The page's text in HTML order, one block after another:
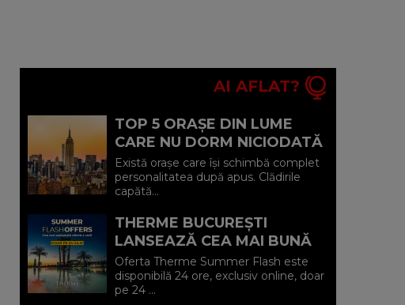
AI AFLAT?
TOP 5 ORAȘE DIN LUME
CARE NU DORM NICIODATĂ
ȘI POVEȘTILE DIN SPATELE
CELOR MAI CELEBRE
BULEVARDE DE ...
Există orașe care își schimbă complet
personalitatea după apus. Clădirile
capătă...
THERME BUCUREȘTI
LANSEAZĂ CEA MAI BUNĂ
OFERTĂ A VERII: MINUS 20%
LA VOUCHERE, DOAR PE 24
IULIE (P)...
Oferta Therme Summer Flash este
disponibilă 24 ore, exclusiv online, doar
pe 24 ...